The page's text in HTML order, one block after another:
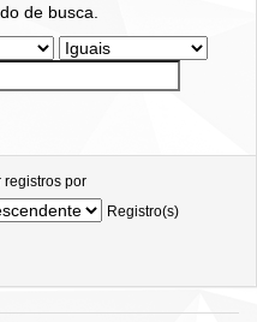
de busca.
registros por
Registro(s)